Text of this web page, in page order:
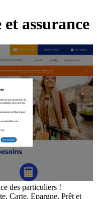
assurance
des particuliers !
Carte, Epargne, Prêt et